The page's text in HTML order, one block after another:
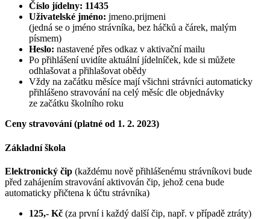
Číslo jídelny: 11435
Uživatelské jméno: jmeno.prijmeni
(jedná se o jméno strávníka, bez háčků a čárek, malým
písmem)
Heslo: nastavené přes odkaz v aktivační mailu
Po přihlášení uvidíte aktuální jídelníček, kde si můžete
odhlašovat a přihlašovat obědy
Vždy na začátku měsíce mají všichni strávníci automaticky
přihlášeno stravování na celý měsíc dle objednávky
ze začátku školního roku
Ceny stravování (platné od 1. 2. 2023)
Základní škola
Elektronický čip (každému nově přihlášenému strávníkovi bude
před zahájením stravování aktivován čip, jehož cena bude
automaticky přičtena k účtu strávníka)
125,- Kč (za první i každý další čip, např. v případě ztráty)